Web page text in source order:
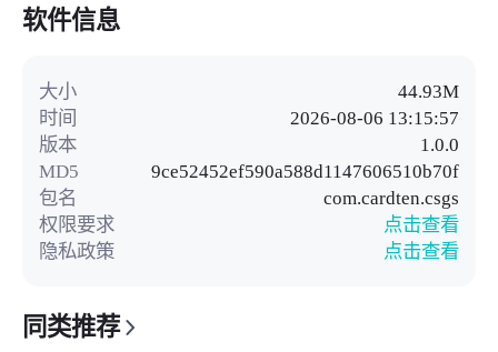
软件信息
大小
44.93M
时间
2026-08-06 13:15:57
版本
1.0.0
MD5
9ce52452ef590a588d1147606510b70f
包名
com.cardten.csgs
权限要求
点击查看
隐私政策
点击查看
同类推荐